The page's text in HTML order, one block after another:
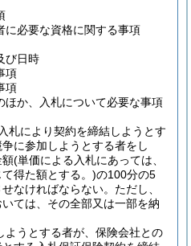
に必要な資格に関する事項
び日時
項
項
ほか、入札について必要な事項
札により契約を締結しようとす
に参加しようとする者をし
額(単価による入札にあっては、
得た額とする。)の100分の5
なければならない。 ただし、
ては、その全部又は一部を納
ようとする者が、保険会社との